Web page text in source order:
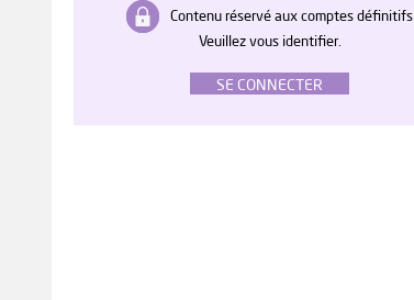
Contenu réservé aux comptes définitifs
Veuillez vous identifier.
SE CONNECTER